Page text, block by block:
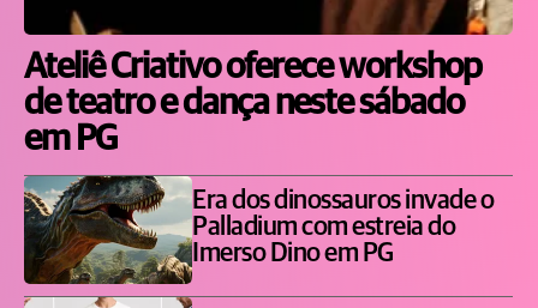
Ateliê Criativo oferece workshop
de teatro e dança neste sábado
em PG
Era dos dinossauros invade o
Palladium com estreia do
Imerso Dino em PG